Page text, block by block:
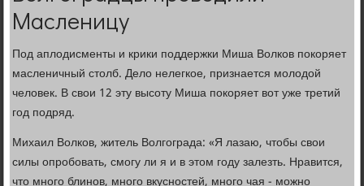
Масленицу
Под аплодисменты и крики поддержки Миша Волков покоряет
масленичный столб. Дело нелегкое, признается молодой
человек. В свои 12 эту высоту Миша покоряет вот уже третий
год подряд.
Михаил Волков, житель Волгограда: «Я лазаю, чтобы свои
силы опробовать, смогу ли я и в этом году залезть. Нравится,
что много блинов, много вкусностей, много чая - можно